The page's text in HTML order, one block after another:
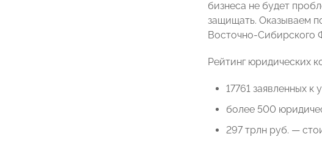
бизнеса не будет
защищать. Оказываем
Восточно-Сибирского
Рейтинг юридических
17761 заявленных к
более 500
297 трлн руб. —